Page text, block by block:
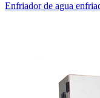
Enfriador de agua